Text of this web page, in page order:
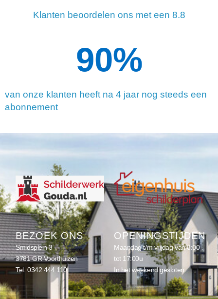
Klanten beoordelen ons met een 8.8
van onze klanten heeft na 4 jaar nog steeds een
abonnement
90%
BEZOEK ONS
Smidsplein 3
3781 GR Voorthuizen
Tel:0342 444 110
OPENINGSTIJDEN
Maandag t/m vrijdag van 8:00
tot 17:00u
In het weekend gesloten.